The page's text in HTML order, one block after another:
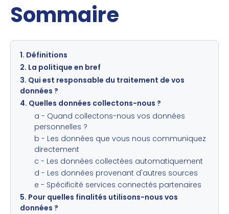
Sommaire
1. Définitions
2. La politique en bref
3. Qui est responsable du traitement de vos
données ?
4. Quelles données collectons-nous ?
a - Quand collectons-nous vos données
personnelles ?
b - Les données que vous nous communiquez
directement
c - Les données collectées automatiquement
d - Les données provenant d'autres sources
e - Spécificité services connectés partenaires
5. Pour quelles finalités utilisons-nous vos
données ?